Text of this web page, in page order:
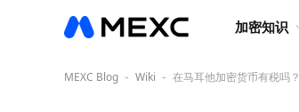
加密知识
MEXC Blog - Wiki - 在马耳他加密货币有税吗？